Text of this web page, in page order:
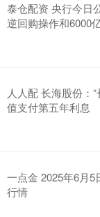
泰仓配资 央行今日
逆回购操作和6000
人人配 长海股份：
值支付第五年利息
一点金 2025年6月
行情